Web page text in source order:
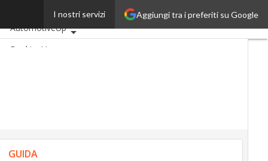
Aggiungi tra i preferiti su Google
I nostri servizi
Ultimi articoli
AutomotiveUp
BankingUp
GUIDA